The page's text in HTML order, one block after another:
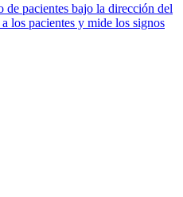
de pacientes bajo la dirección del
los pacientes y mide los signos